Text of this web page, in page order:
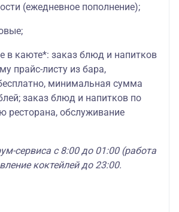
(ежедневное пополнение);
в каюте*: заказ блюд и напитков
прайс-листу из бара,
минимальная сумма
заказ блюд и напитков по
ресторана, обслуживание
сервиса с 8:00 до 01:00 (работа
коктейлей до 23:00.